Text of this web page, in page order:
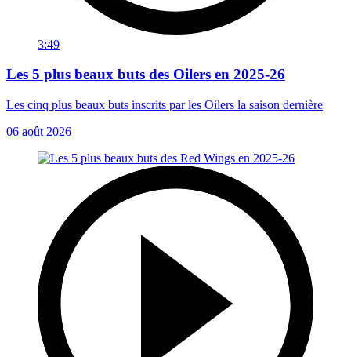
3:49
Les 5 plus beaux buts des Oilers en 2025-26
Les cinq plus beaux buts inscrits par les Oilers la saison dernière
06 août 2026